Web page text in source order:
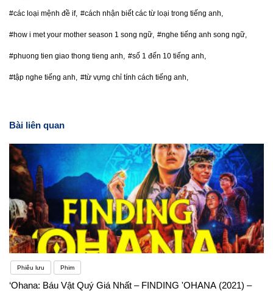
#các loại mệnh đề if, #cách nhận biết các từ loại trong tiếng anh,
#how i met your mother season 1 song ngữ, #nghe tiếng anh song ngữ,
#phuong tien giao thong tieng anh, #số 1 đến 10 tiếng anh,
#tập nghe tiếng anh, #từ vựng chỉ tính cách tiếng anh,
Bài liên quan
Phiêu lưu Phim
‘Ohana: Báu Vật Quý Giá Nhất – FINDING 'OHANA (2021) –